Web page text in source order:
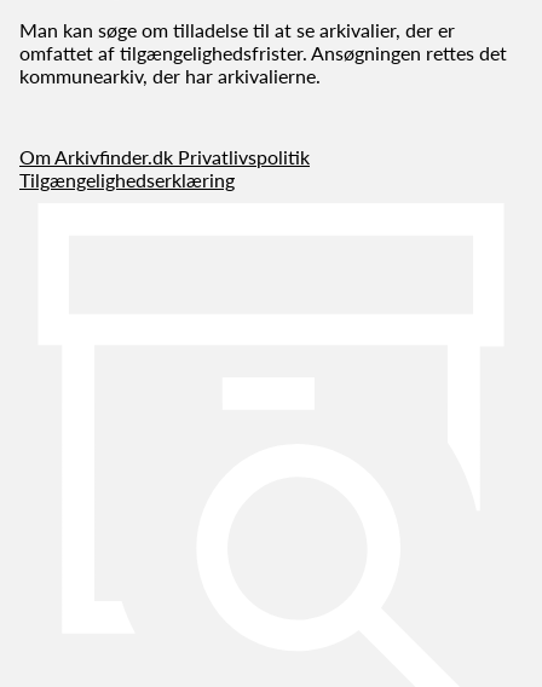
Man kan søge om tilladelse til at se arkivalier, der er
omfattet af tilgængelighedsfrister. Ansøgningen rettes det
kommunearkiv, der har arkivalierne.
Om Arkivfinder.dk Privatlivspolitik
Tilgængelighedserklæring